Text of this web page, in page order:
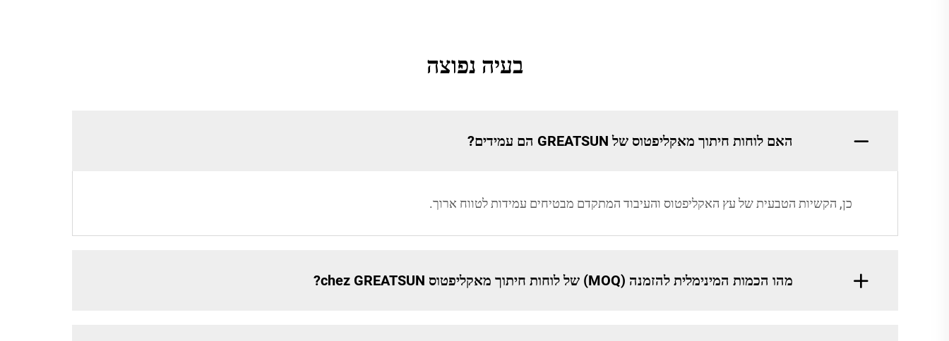
בעיה נפוצה
האם לוחות חיתוך מאקליפטוס של GREATSUN הם עמידים?
כן, הקשיות הטבעית של עץ האקליפטוס והעיבוד המתקדם מבטיחים עמידות לטווח ארוך.
מהו הכמות המינימלית להזמנה (MOQ) של לוחות חיתוך מאקליפטוס chez GREATSUN?